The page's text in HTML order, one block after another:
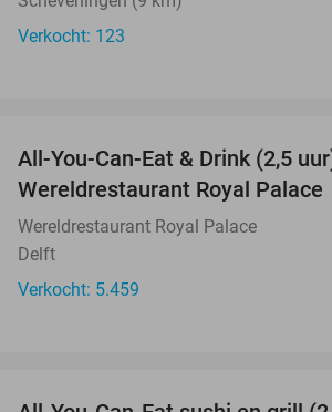
Verkocht: 123
All-You-Can-Eat & Drink (2,5
Wereldrestaurant Royal Palace
Wereldrestaurant Royal Palace
Delft
Verkocht: 5.459